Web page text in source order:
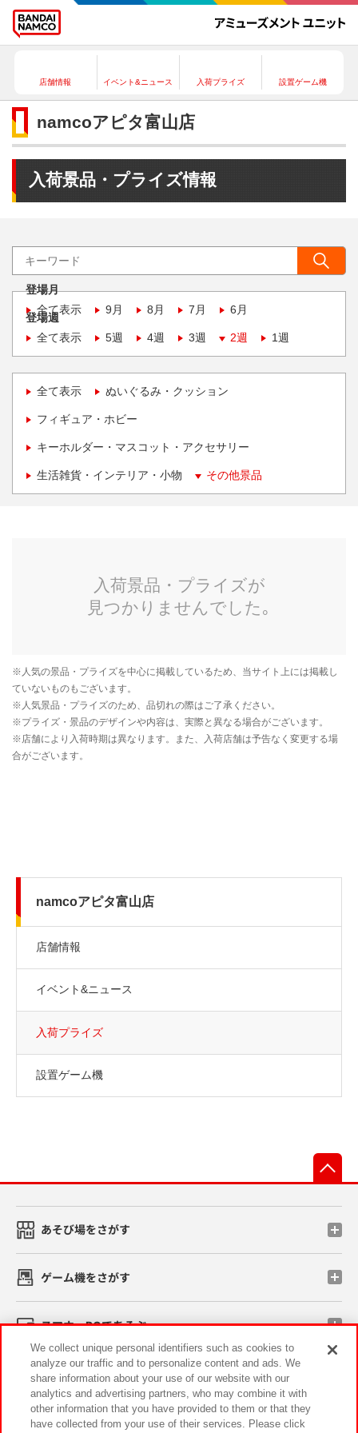
店舗情報 イベント&ニュース 入荷プライズ 設置ゲーム機
namcoアピタ富山店
入荷景品・プライズ情報
登場月
全て表示
9月 8月 7月 6月
登場週
全て表示
5週 4週 3週 2週 1週
全て表示 ぬいぐるみ・クッション
フィギュア・ホビー
キーホルダー・マスコット・アクセサリー
生活雑貨・インテリア・小物 その他景品
namcoアピタ富山店
店舗情報
イベント&ニュース
入荷プライズ
設置ゲーム機
あそび場をさがす
ゲーム機をさがす
スマホ・PCであそぶ
イベント・キャンペーン
We collect unique personal identifiers such as cookies to
analyze our traffic and to personalize content and ads. We
share information about your use of our website with our
analytics and advertising partners, who may combine it with
other information that you have provided to them or that they
have collected from your use of their services. Please click